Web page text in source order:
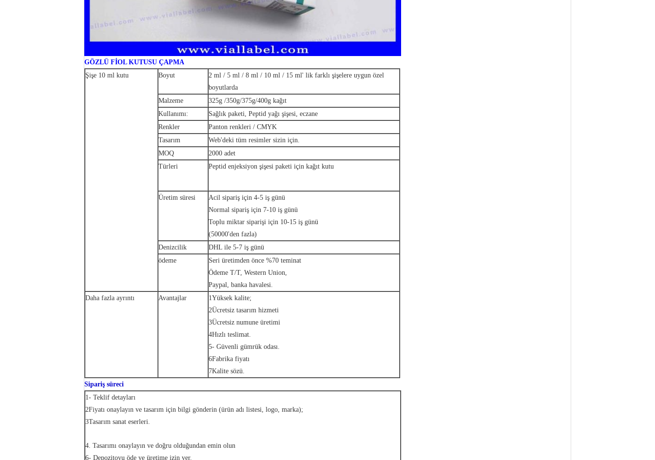
GÖZLÜ FİOL KUTUSU ÇAPMA
Şişe 10 ml kutu
Boyut
2 ml / 5 ml / 8 ml / 10 ml / 15 ml' lik farklı şişelere uygun özel
boyutlarda
Malzeme
325g /350g/375g/400g kağıt
Kullanımı:
Sağlık paketi, Peptid yağı şişesi, eczane
Renkler
Panton renkleri / CMYK
Tasarım
Web'deki tüm resimler sizin için.
MOQ
2000 adet
Türleri
Peptid enjeksiyon şişesi paketi için kağıt kutu
Üretim süresi
Acil sipariş için 4-5 iş günü
Normal sipariş için 7-10 iş günü
Toplu miktar siparişi için 10-15 iş günü
(50000'den fazla)
Denizcilik
DHL ile 5-7 iş günü
ödeme
Seri üretimden önce %70 teminat
Ödeme T/T, Western Union,
Paypal, banka havalesi.
Daha fazla ayrıntı
Avantajlar
1Yüksek kalite;
2Ücretsiz tasarım hizmeti
3Ücretsiz numune üretimi
4Hızlı teslimat.
5- Güvenli gümrük odası.
6Fabrika fiyatı
7Kalite sözü.
Sipariş süreci
1- Teklif detayları
2Fiyatı onaylayın ve tasarım için bilgi gönderin (ürün adı listesi, logo, marka);
3Tasarım sanat eserleri.
4. Tasarımı onaylayın ve doğru olduğundan emin olun
6- Depozitoyu öde ve üretime izin ver.